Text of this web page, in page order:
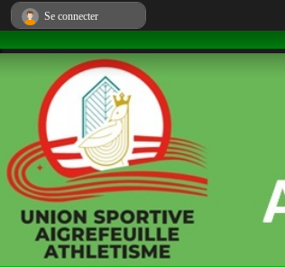
Se connecter
Panneau de gestion des cookies